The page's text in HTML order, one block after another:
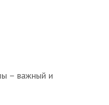
– важный и